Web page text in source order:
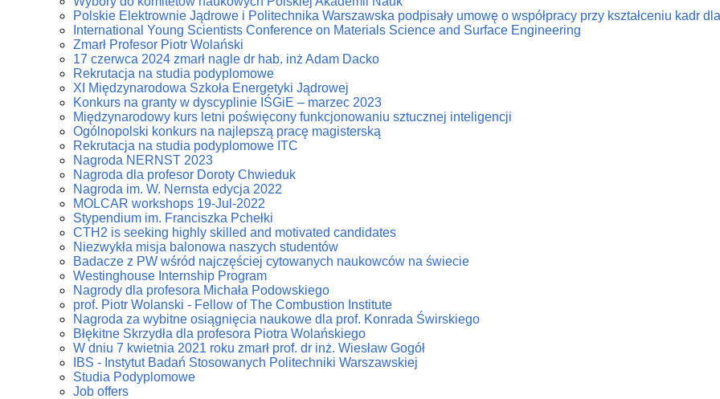
Polskie Elektrownie Jądrowe i Politechnika Warszawska podpisały umowę o współpracy przy kształceniu kadr
International Young Scientists Conference on Materials Science and Surface Engineering
Zmarł Profesor Piotr Wolański
17 czerwca 2024 zmarł nagle dr hab. inż Adam Dacko
Rekrutacja na studia podyplomowe
XI Międzynarodowa Szkoła Energetyki Jądrowej
Konkurs na granty w dyscyplinie IŚGiE – marzec 2023
Międzynarodowy kurs letni poświęcony funkcjonowaniu sztucznej inteligencji
Ogólnopolski konkurs na najlepszą pracę magisterską
Rekrutacja na studia podyplomowe ITC
Nagroda NERNST 2023
Nagroda dla profesor Doroty Chwieduk
Nagroda im. W. Nernsta edycja 2022
MOLCAR workshops 19-Jul-2022
Stypendium im. Franciszka Pchełki
CTH2 is seeking highly skilled and motivated candidates
Niezwykła misja balonowa naszych studentów
Badacze z PW wśród najczęściej cytowanych naukowców na świecie
Westinghouse Internship Program
Nagrody dla profesora Michała Podowskiego
prof. Piotr Wolanski - Fellow of The Combustion Institute
Nagroda za wybitne osiągnięcia naukowe dla prof. Konrada Świrskiego
Błękitne Skrzydła dla profesora Piotra Wolańskiego
W dniu 7 kwietnia 2021 roku zmarł prof. dr inż. Wiesław Gogół
IBS - Instytut Badań Stosowanych Politechniki Warszawskiej
Studia Podyplomowe
Job offers